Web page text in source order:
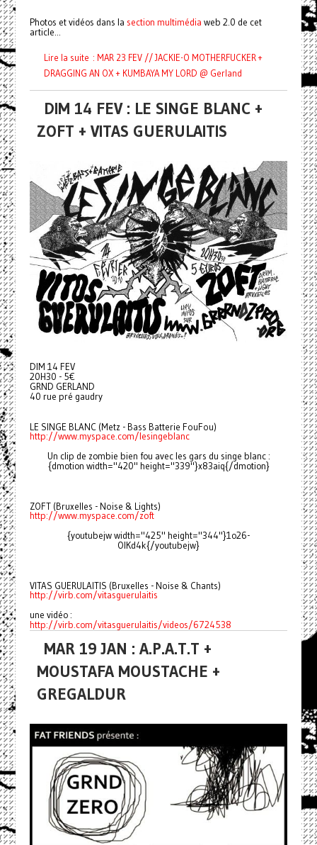
Photos et vidéos dans la section multimédia web 2.0 de cet
article...
Lire la suite : MAR 23 FEV // JACKIE-O MOTHERFUCKER +
DRAGGING AN OX + KUMBAYA MY LORD @ Gerland
DIM 14 FEV : LE SINGE BLANC +
ZOFT + VITAS GUERULAITIS
DIM 14 FEV
20H30 - 5€
GRND GERLAND
40 rue pré gaudry
LE SINGE BLANC (Metz - Bass Batterie FouFou)
http://www.myspace.com/lesingeblanc
Un clip de zombie bien fou avec les gars du singe blanc :
{dmotion width="420" height="339"}x83aiq{/dmotion}
ZOFT (Bruxelles - Noise & Lights)
http://www.myspace.com/zoft
{youtubejw width="425" height="344"}1o26-
OlKd4k{/youtubejw}
VITAS GUERULAITIS (Bruxelles - Noise & Chants)
http://virb.com/vitasguerulaitis
une vidéo :
http://virb.com/vitasguerulaitis/videos/6724538
MAR 19 JAN : A.P.A.T.T +
MOUSTAFA MOUSTACHE +
GREGALDUR